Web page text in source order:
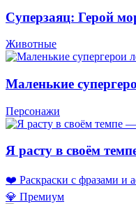
Суперзаяц: Герой
Животные
Маленькие
Персонажи
Я расту в своём
❤️ Раскраски с фразами и
💎 Премиум